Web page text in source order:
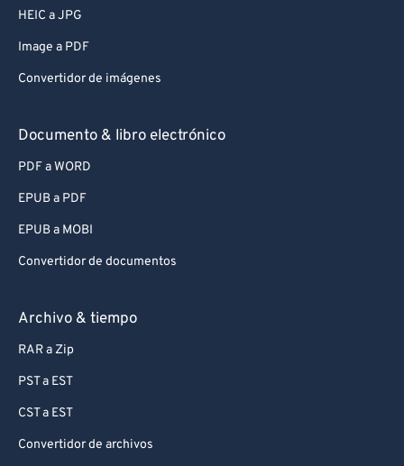
HEIC a JPG
Image a PDF
Convertidor de imágenes
Documento & libro electrónico
PDF a WORD
EPUB a PDF
EPUB a MOBI
Convertidor de documentos
Archivo & tiempo
RAR a Zip
PST a EST
CST a EST
Convertidor de archivos